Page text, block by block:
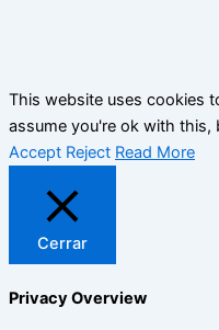
This website uses cookies
assume you're ok with
Accept Reject Read More
Cerrar
Privacy Overview